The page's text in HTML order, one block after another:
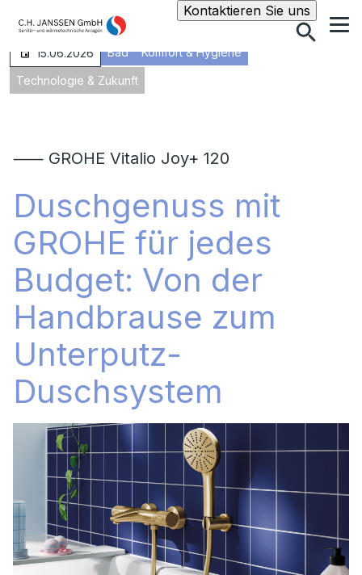
Kontaktieren Sie unsSuche
15.06.2026 Bad Komfort & Hygiene
Technologie & Zukunft
⸺ GROHE Vitalio Joy+ 120
Duschgenuss mit
GROHE für jedes
Budget: Von der
Handbrause zum
Unterputz-
Duschsystem